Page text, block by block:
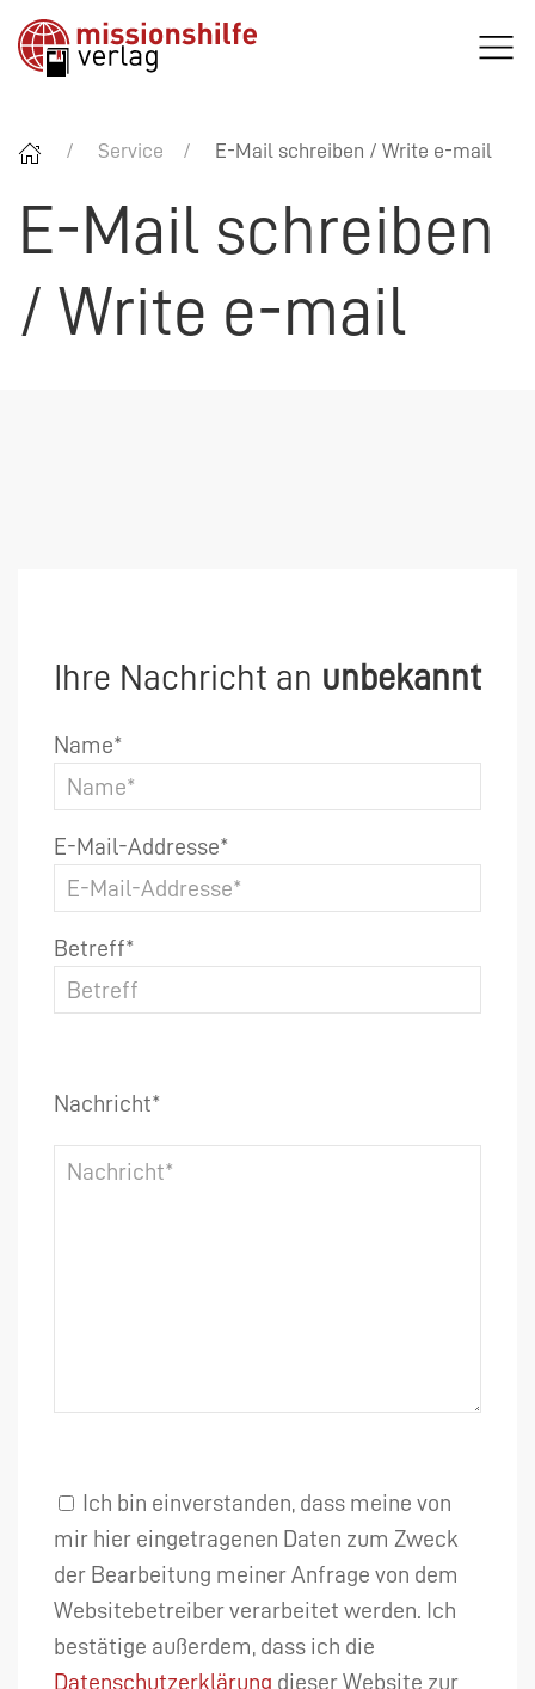
Service E-Mail schreiben / Write e-mail
E-Mail schreiben
/ Write e-mail
Ihre Nachricht an unbekannt
Name*
E-Mail-Addresse*
Betreff*
Nachricht*
Ich bin einverstanden, dass meine von
mir hier eingetragenen Daten zum Zweck
der Bearbeitung meiner Anfrage von dem
Websitebetreiber verarbeitet werden. Ich
bestätige außerdem, dass ich die
Datenschutzerklärung dieser Website zur